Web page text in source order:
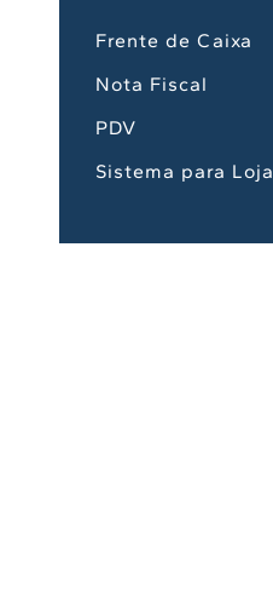
Frente de Caixa
Nota Fiscal
PDV
Sistema para Loja